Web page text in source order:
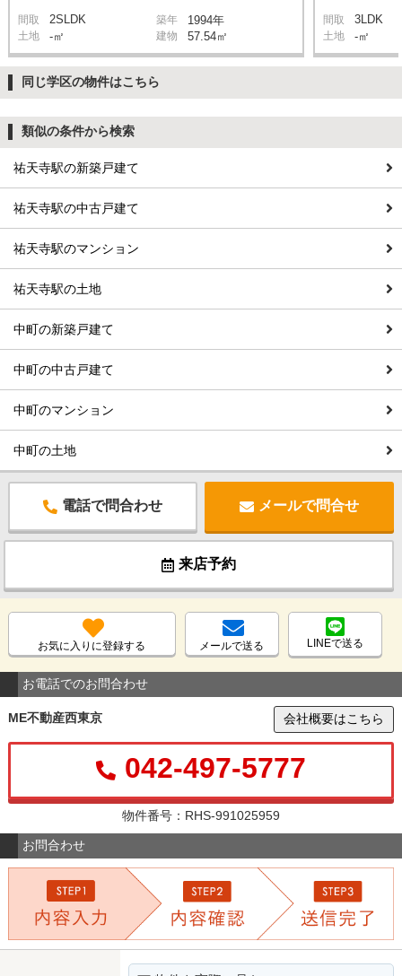
間取 2SLDK 築年 1994年
土地 -㎡ 建物 57.54㎡
間取 3LDK
土地 -㎡
同じ学区の物件はこちら
類似の条件から検索
祐天寺駅の新築戸建て
祐天寺駅の中古戸建て
祐天寺駅のマンション
祐天寺駅の土地
中町の新築戸建て
中町の中古戸建て
中町のマンション
中町の土地
電話で問合わせ メールで問合せ
来店予約
お気に入りに登録する メールで送る LINEで送る
お電話でのお問合わせ
ME不動産西東京 会社概要はこちら
042-497-5777
物件番号：RHS-991025959
お問合わせ